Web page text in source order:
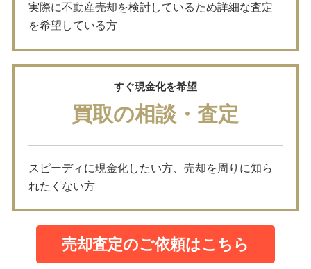
実際に不動産売却を検討しているため詳細な査定
を希望している方
すぐ現金化を希望
買取の相談・査定
スピーディに現金化したい方、売却を周りに知ら
れたくない方
売却査定のご依頼はこちら